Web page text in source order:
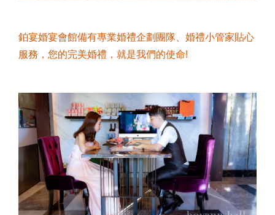
鉑宴婚宴會館備有專業婚禮企劃團隊、婚禮小管家貼心
服務，您的完美婚禮，就是我們的使命!